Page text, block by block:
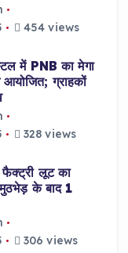
454 views
में PNB का मेगा
ग्राहकों
328 views
लूट का
के बाद 1
306 views